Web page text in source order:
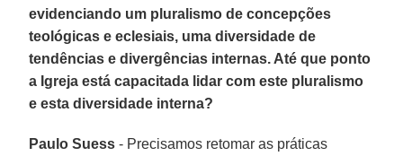
evidenciando um pluralismo de concepções
teológicas e eclesiais, uma diversidade de
tendências e divergências internas. Até que ponto
a Igreja está capacitada lidar com este pluralismo
e esta diversidade interna?
Paulo Suess- Precisamos retomar as práticas